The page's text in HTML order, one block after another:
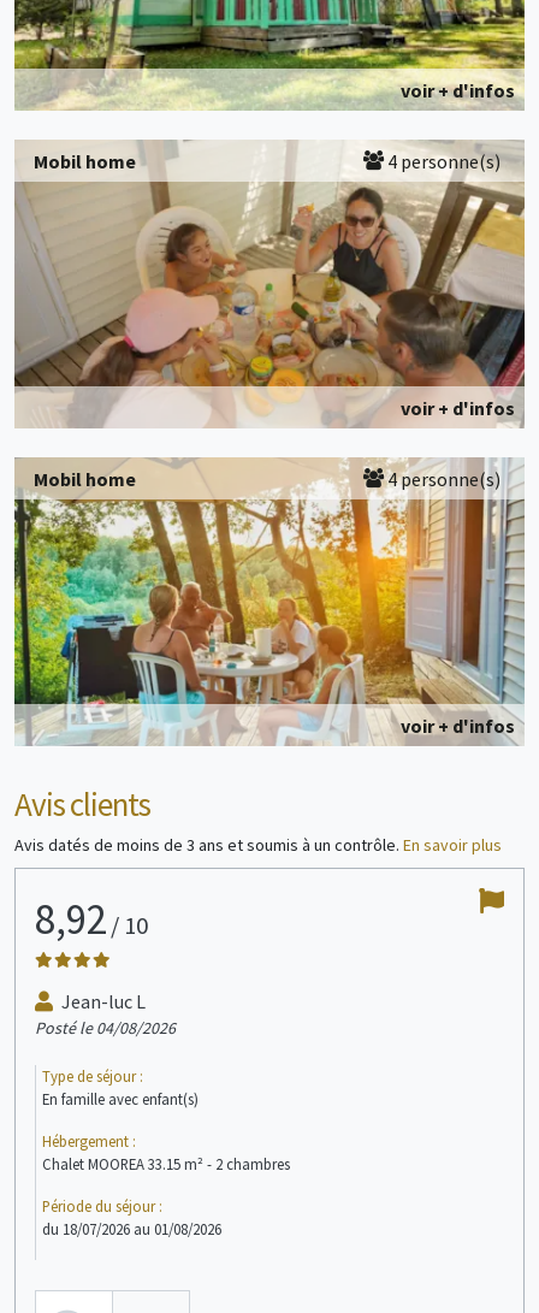
voir + d'infos
Mobil home 4 personne(s)
voir + d'infos
Mobil home 4 personne(s)
voir + d'infos
Avis clients
Avis datés de moins de 3 ans et soumis à un contrôle. En savoir plus
8,92/ 10
Jean-luc L
Posté le 04/08/2026
Type de séjour :
En famille avec enfant(s)
Hébergement :
Chalet MOOREA 33.15 m² - 2 chambres
Période du séjour :
du 18/07/2026 au 01/08/2026